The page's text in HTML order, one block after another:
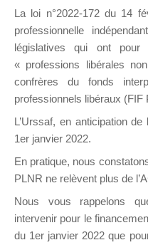
La loi n°2022-172 du 14
professionnelle
législatives qui ont pour
« professions libérales
confrères du fonds
professionnels libéraux (FIF
L’Urssaf, en anticipation de
1er janvier 2022.
En pratique, nous
PLNR ne relèvent plus de
Nous vous rappelons
intervenir pour le
du 1er janvier 2022 que